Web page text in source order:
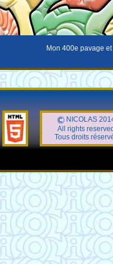
Mon 400e pavage
NICOLAS
All rights
Tous droits